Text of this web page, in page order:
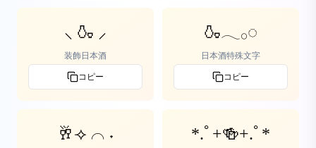
⸜ 🍶 ⸝
装飾日本酒
コピー
🍶𓂃𓂂◌
日本酒特殊文字
コピー
🥂⟢ ⌒ ˖ *.ﾟ+🍻+.ﾟ*